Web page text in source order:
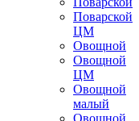
Поварской
ЦМ
Овощной
Овощной
ЦМ
Овощной
малый
Овощной